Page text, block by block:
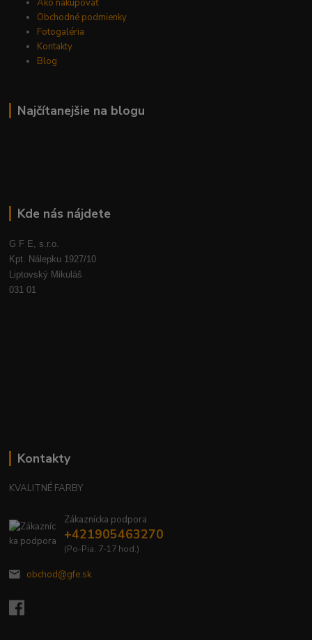
Obchodné podmienky
Fotogaléria
Kontakty
Blog
Najčítanejšie na blogu
Kde nás nájdete
G F E, s.r.o.
Kpt. Nálepku 1927/10
Liptovský Mikuláš
031 01
Kontakty
KVALITNÉ FARBY
Zákaznícka podpora
+421905463270
(Po-Pia, 7-17 hod.)
obchod@gfe.sk